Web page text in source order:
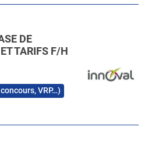
DE
TARIFS F/H
VRP…)